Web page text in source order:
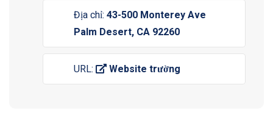
Địa chỉ: 43-500 Monterey Ave
Palm Desert, CA 92260
URL: Website trường